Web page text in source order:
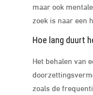
maar ook
zoek is naar een
Hoe lang duurt
Het behalen van
zoals de